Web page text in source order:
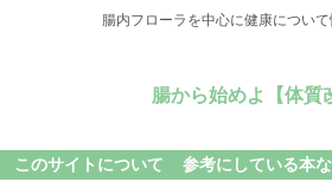
腸内フローラを中心に健康につい
腸から始めよ【体質
このサイトについて 参考にしている本